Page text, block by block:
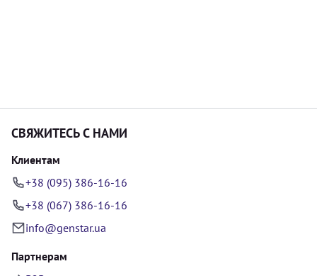
СВЯЖИТЕСЬ С НАМИ
Клиентам
+38 (095) 386-16-16
+38 (067) 386-16-16
info@genstar.ua
Партнерам